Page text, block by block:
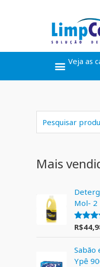
Veja as
Mais
Mol- 2
R$
Sabão
Ypê